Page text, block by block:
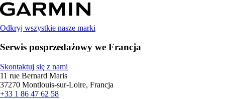
Odkryj wszystkie nasze marki
Serwis posprzedażowy we Francja
Skontaktuj się z nami
11 rue Bernard Maris
37270 Montlouis-sur-Loire, Francja
+33 1 86 47 62 58